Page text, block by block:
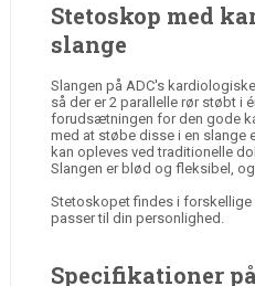
Stetoskop med
slange
Slangen på ADC's
så der er 2 parallelle rør støbt i
forudsætningen for den gode
med at støbe disse i en slange
kan opleves ved traditionelle
Slangen er blød og fleksibel,
Stetoskopet findes i forskellige
passer til din personlighed.
Specifikationer på